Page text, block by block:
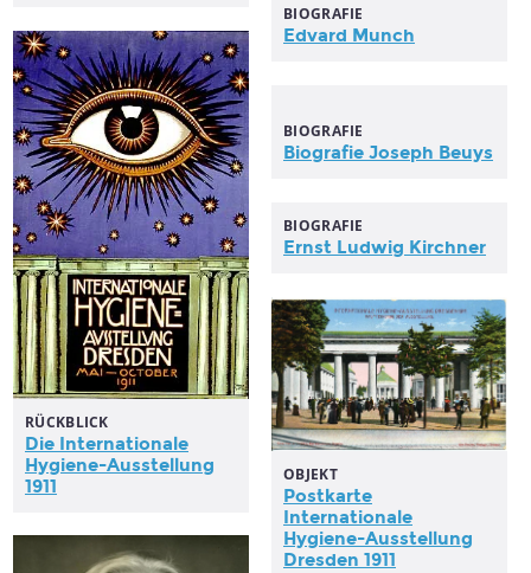
BIOGRAFIE
Edvard Munch
RÜCKBLICK
Die Internationale
Hygiene-Ausstellung
1911
BIOGRAFIE
Biografie Joseph Beuys
BIOGRAFIE
Ernst Ludwig Kirchner
OBJEKT
Postkarte
Internationale
Hygiene-Ausstellung
Dresden 1911